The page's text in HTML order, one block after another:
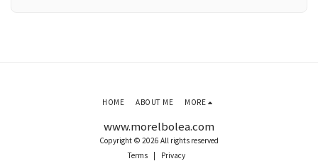
www.morelbolea.com
Copyright © 2026 All rights reserved
Terms| Privacy
HOME ABOUT ME MORE